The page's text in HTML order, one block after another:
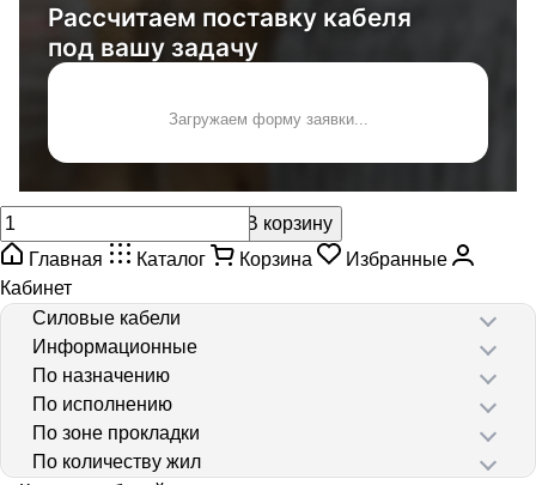
Рассчитаем поставку кабеля
под вашу задачу
Загружаем форму заявки...
В корзину
Главная
Каталог Корзина
Избранные
Кабинет
Силовые кабели
Информационные
По назначению
По исполнению
По зоне прокладки
По количеству жил